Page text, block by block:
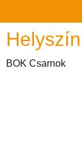
BOK Csarnok